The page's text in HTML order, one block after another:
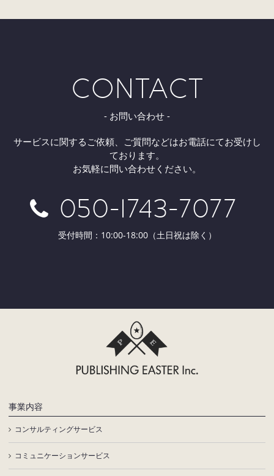
CONTACT
お問い合わせ
サービスに関するご依頼、ご質問などはお電話にてお受けし
ております。
お気軽に問い合わせください。
050-1743-7077
受付時間：10:00-18:00（土日祝は除く）
事業内容
コンサルティングサービス
コミュニケーションサービス